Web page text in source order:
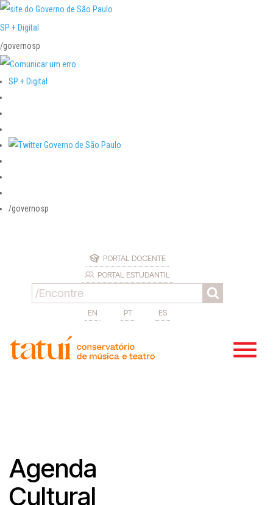
SP + Digital
/governosp
SP + Digital
/governosp
PORTAL DOCENTE
PORTAL ESTUDANTIL
EN PT ES
Agenda
Cultural